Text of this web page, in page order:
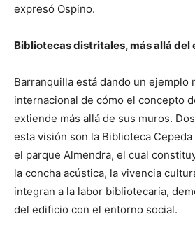
expresó Ospino.
Bibliotecas distritales, más allá del
Barranquilla está dando un ejemplo
internacional de cómo el concepto
extiende más allá de sus muros.
esta visión son la Biblioteca
el parque Almendra, el cual
la concha acústica, la vivencia
integran a la labor bibliotecaria,
del edificio con el entorno social.